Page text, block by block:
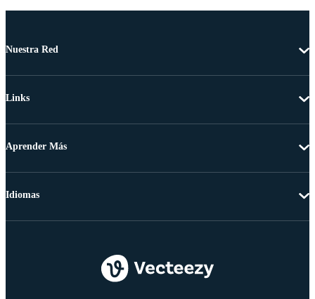
Nuestra Red
Links
Aprender Más
Idiomas